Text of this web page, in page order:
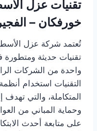
تقنيات عزل
خورفكان –
تُعتمد شركة عزل
تقنيات حديثة ومتطورة
واحدة من الشركات
التقنيات استخدام
المتكاملة، والتي
وحماية المباني من
على متابعة أحدث